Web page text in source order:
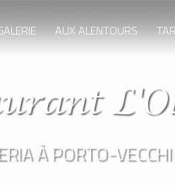
AUX ALENTOURS
À PORTO-